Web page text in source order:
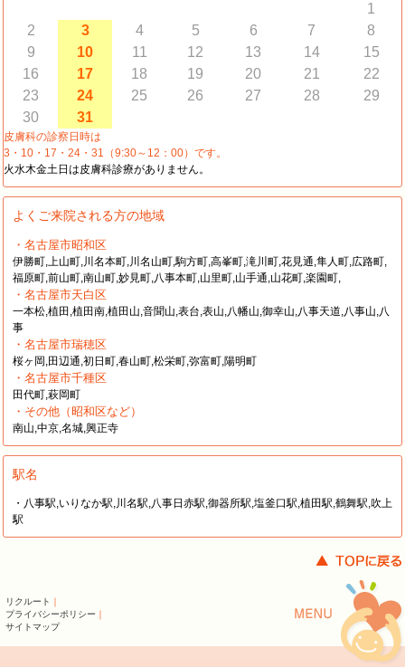
1
2
3 4 5 6 7
8
9
10 11 12 13 14
15
16
17 18 19 20 21
22
23
24 25 26 27 28
29
30
31
皮膚科の診察日時は
3・10・17・24・31（9:30～12：00）です。
火水木金土日は皮膚科診療がありません。
よくご来院される方の地域
・名古屋市昭和区
伊勝町,上山町,川名本町,川名山町,駒方町,高峯町,滝川町,花見通,隼人町,広路町,
福原町,前山町,南山町,妙見町,八事本町,山里町,山手通,山花町,楽園町,
・名古屋市天白区
一本松,植田,植田南,植田山,音聞山,表台,表山,八幡山,御幸山,八事天道,八事山,八
事
・名古屋市瑞穂区
桜ヶ岡,田辺通,初日町,春山町,松栄町,弥富町,陽明町
・名古屋市千種区
田代町,萩岡町
・その他（昭和区など）
南山,中京,名城,興正寺
駅名
・八事駅,いりなか駅,川名駅,八事日赤駅,御器所駅,塩釜口駅,植田駅,鶴舞駅,吹上
駅
リクルート
プライバシーポリシー
サイトマップ